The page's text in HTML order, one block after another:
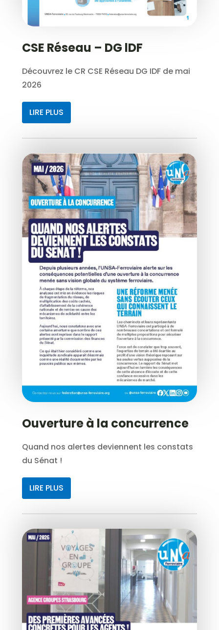
CSE Réseau – DG lDF
Découvrez le CR CSE Réseau DG IDF de mai
2026
LIRE PLUS
Ouverture à la concurrence
Quand nos alertes deviennent les constats
du Sénat !
LIRE PLUS